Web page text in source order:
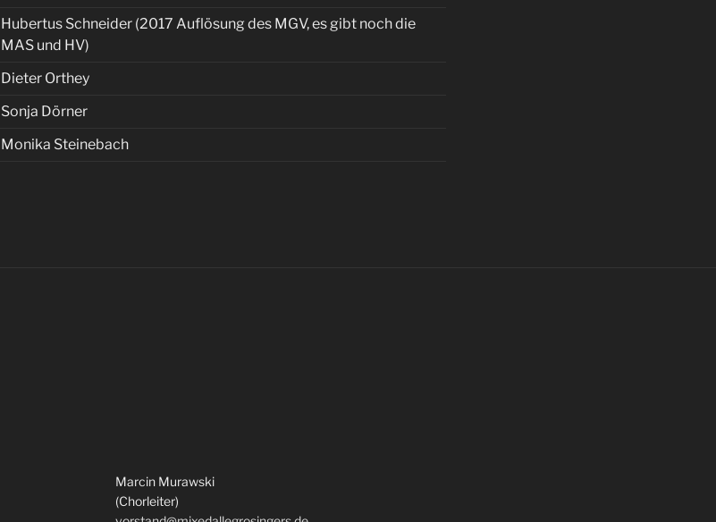
Hubertus Schneider (2017 Auflösung des MGV, es gibt noch die
MAS und HV)
Dieter Orthey
Sonja Dörner
Monika Steinebach
Marcin Murawski
(Chorleiter)